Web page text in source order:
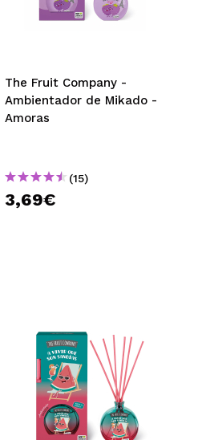
The Fruit Company -
Ambientador de Mikado -
Amoras
(15)
3,69€